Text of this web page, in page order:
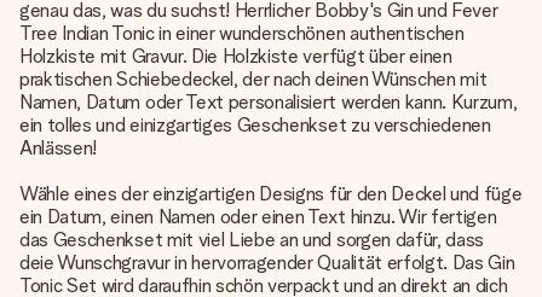
genau das, was du suchst! Herrlicher Bobby's Gin und Fever
Tree Indian Tonic in einer wunderschönen authentischen
Holzkiste mit Gravur. Die Holzkiste verfügt über einen
praktischen Schiebedeckel, der nach deinen Wünschen mit
Namen, Datum oder Text personalisiert werden kann. Kurzum,
ein tolles und einizgartiges Geschenkset zu verschiedenen
Anlässen!
Wähle eines der einzigartigen Designs für den Deckel und füge
ein Datum, einen Namen oder einen Text hinzu. Wir fertigen
das Geschenkset mit viel Liebe an und sorgen dafür, dass
deie Wunschgravur in hervorragender Qualität erfolgt. Das Gin
Tonic Set wird daraufhin schön verpackt und an direkt an dich